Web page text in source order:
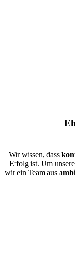
Wir wissen, dass
Erfolg ist. Um
wir ein Team aus